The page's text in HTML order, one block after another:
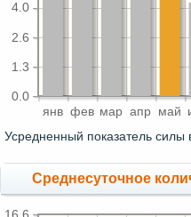
янв фев мар апр май
0.0
1.3
2.6
4.0
Усредненный показатель силы
Среднесуточное